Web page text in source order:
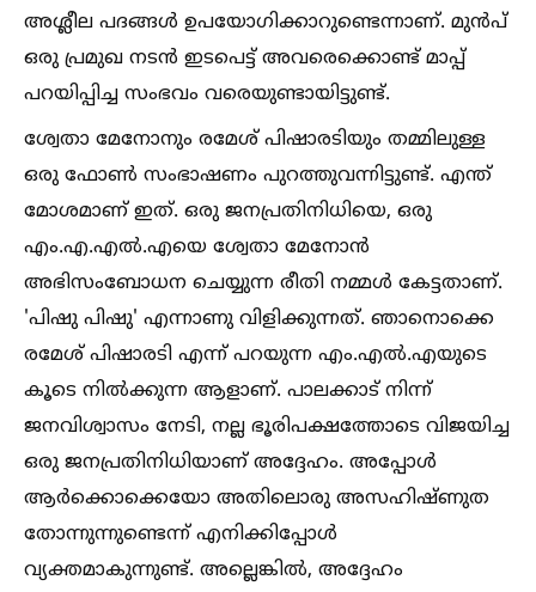
അശ്ലീല പദങ്ങള്‍ ഉപയോഗിക്കാറുണ്ടെന്നാണ്. മുൻപ്
ഒരു പ്രമുഖ നടൻ ഇടപെട്ട് അവരെക്കൊണ്ട് മാപ്പ്
പറയിപ്പിച്ച സംഭവം വരെയുണ്ടായിട്ടുണ്ട്.
ശ്വേതാ മേനോനും രമേശ് പിഷാരടിയും തമ്മിലുള്ള
ഒരു ഫോണ്‍ സംഭാഷണം പുറത്തുവന്നിട്ടുണ്ട്. എന്ത്
മോശമാണ് ഇത്. ഒരു ജനപ്രതിനിധിയെ, ഒരു
എം.എ.എല്‍.എയെ ശ്വേതാ മേനോൻ
അഭിസംബോധന ചെയ്യുന്ന രീതി നമ്മള്‍ കേട്ടതാണ്.
'പിഷു പിഷു' എന്നാണു വിളിക്കുന്നത്. ഞാനൊക്കെ
രമേശ് പിഷാരടി എന്ന് പറയുന്ന എം.എല്‍.എയുടെ
കൂടെ നില്‍ക്കുന്ന ആളാണ്. പാലക്കാട് നിന്ന്
ജനവിശ്വാസം നേടി, നല്ല ഭൂരിപക്ഷത്തോടെ വിജയിച്ച
ഒരു ജനപ്രതിനിധിയാണ് അദ്ദേഹം. അപ്പോള്‍
ആർക്കൊക്കെയോ അതിലൊരു അസഹിഷ്ണുത
തോന്നുന്നുണ്ടെന്ന് എനിക്കിപ്പോള്‍
വ്യക്തമാകുന്നുണ്ട്. അല്ലെങ്കില്‍, അദ്ദേഹം